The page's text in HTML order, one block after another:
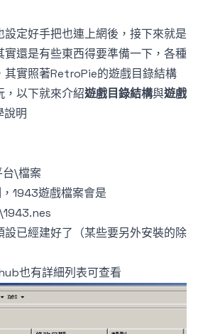
定好手把也連上網後，接下來就是
還是有些東西得要準備一下，各種
其實照著RetroPie的遊戲目錄結構
，以下就來介紹遊戲目錄結構與遊戲
說明
\檔案
1943遊戲檔案會是
\1943.nes
已經建好了（某些要另外安裝的除
也有詳細列表可查看